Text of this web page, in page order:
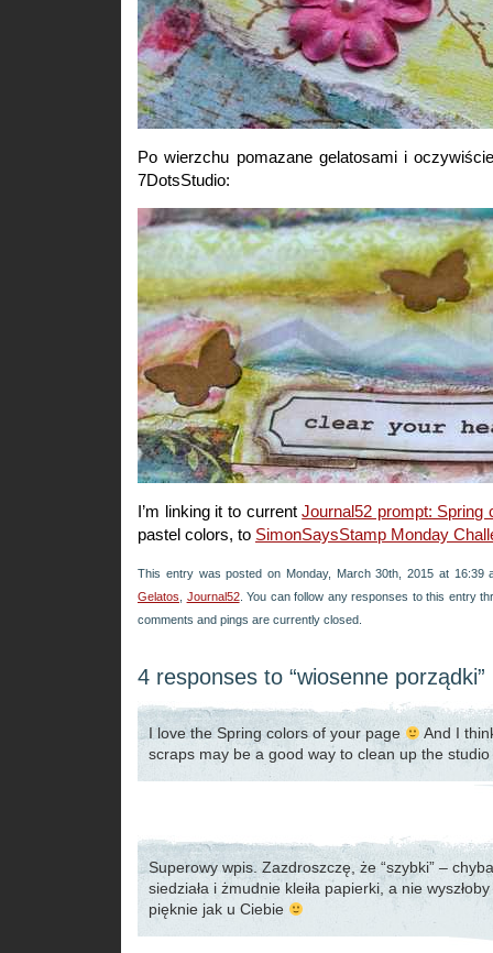
Po wierzchu pomazane gelatosami i
7DotsStudio:
I’m linking it to currentJournal52 prompt: Spring
pastel colors, to SimonSaysStamp Monday
This entry was posted on Monday, March 30th, 2015 at 16:39
Gelatos
Journal52. You can follow any responses to this entry
comments and pings are currently closed.
4 responses to “wiosenne porządki”
I love the Spring colors of your page
And I
scraps may be a good way to clean up the
Superowy wpis. Zazdroszczę, że “szybki” –
siedziała i żmudnie kleiła papierki, a nie
pięknie jak u Ciebie